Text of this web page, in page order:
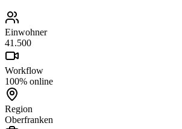
Einwohner
41.500
Workflow
100% online
Region
Oberfranken